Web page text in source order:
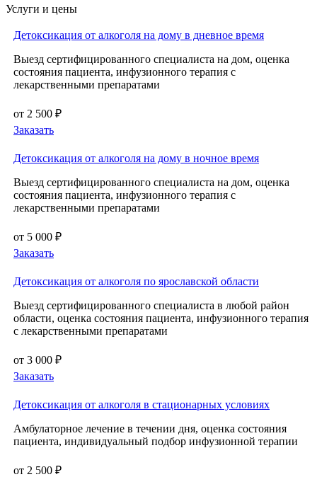
Услуги и цены
Детоксикация от алкоголя на дому в дневное время
Выезд сертифицированного специалиста на дом, оценка
состояния пациента, инфузионного терапия с
лекарственными препаратами
от 2 500 ₽
Заказать
Детоксикация от алкоголя на дому в ночное время
Выезд сертифицированного специалиста на дом, оценка
состояния пациента, инфузионного терапия с
лекарственными препаратами
от 5 000 ₽
Заказать
Детоксикация от алкоголя по ярославской области
Выезд сертифицированного специалиста в любой район
области, оценка состояния пациента, инфузионного терапия
с лекарственными препаратами
от 3 000 ₽
Заказать
Детоксикация от алкоголя в стационарных условиях
Амбулаторное лечение в течении дня, оценка состояния
пациента, индивидуальный подбор инфузионной терапии
от 2 500 ₽